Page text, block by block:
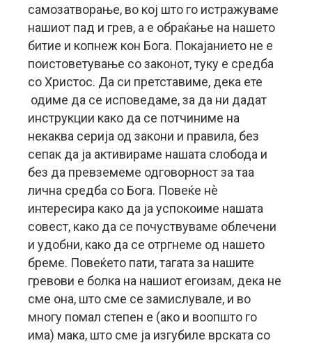
самозатворање, во кој што го истражуваме
нашиот пад и грев, а е обраќање на нашето
битие и копнеж кон Бога. Покајанието не е
поистоветување со законот, туку е средба
со Христос. Да си претставиме, дека ете
одиме да се исповедаме, за да ни дадат
инструкции како да се потчиниме на
некаква серија од закони и правила, без
сепак да ја активираме нашата слобода и
без да превземеме одговорност за таа
лична средба со Бога. Повеќе нè
интересира како да ја успокоиме нашата
совест, како да се почуствуваме облечени
и удобни, како да се отргнеме од нашето
бреме. Повеќето пати, тагата за нашите
гревови е болка на нашиот егоизам, дека не
сме она, што сме се замислувале, и во
многу помал степен е (ако и воопшто го
има) мака, што сме ја изгубиле врската со